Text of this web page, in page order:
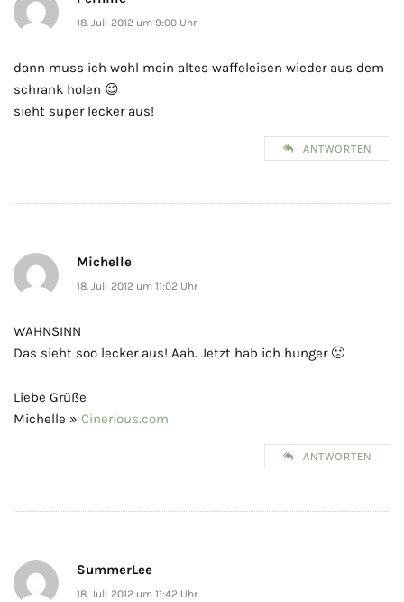
18. Juli 2012 um 9:00 Uhr
dann muss ich wohl mein altes waffeleisen wieder aus dem
schrank holen 😉
sieht super lecker aus!
ANTWORTEN
Michelle
18. Juli 2012 um 11:02 Uhr
WAHNSINN
Das sieht soo lecker aus! Aah. Jetzt hab ich hunger 🙁
Liebe Grüße
Michelle » Cinerious.com
ANTWORTEN
SummerLee
18. Juli 2012 um 11:42 Uhr